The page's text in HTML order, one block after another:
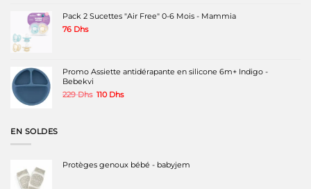
Pack 2 Sucettes "Air Free" 0-6 Mois - Mammia
76 Dhs
Promo Assiette antidérapante en silicone 6m+ Indigo -
Bebekvi
229Dhs Le
110 DhsLe
EN SOLDES
Protèges genoux bébé - babyjem